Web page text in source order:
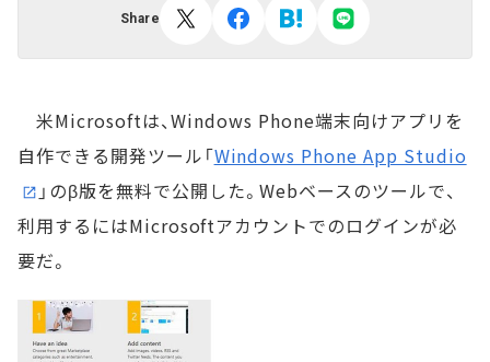
Share
米Microsoftは、Windows Phone端末向けアプリを
自作できる開発ツール「Windows Phone App Studio
」のβ版を無料で公開した。Webベースのツールで、
利用するにはMicrosoftアカウントでのログインが必
要だ。